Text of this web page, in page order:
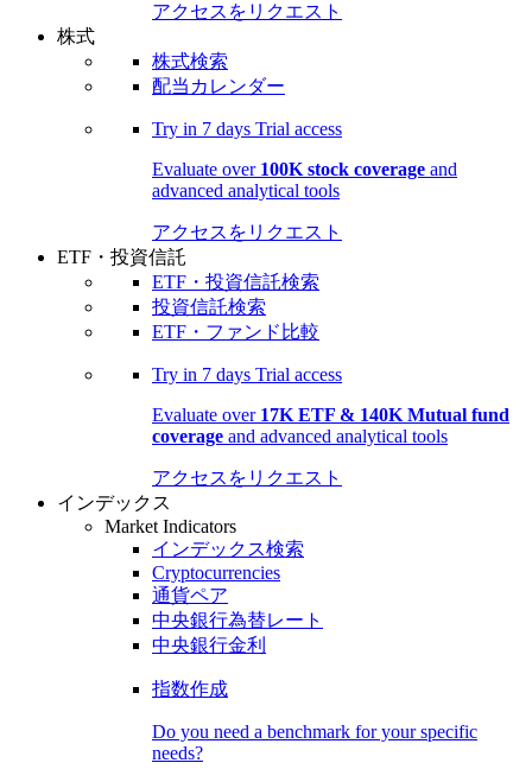
アクセスをリクエスト
株式
株式検索
配当カレンダー
Try in 7 days Trial access
Evaluate over 100K stock coverage and
advanced analytical tools
アクセスをリクエスト
ETF・投資信託
ETF・投資信託検索
投資信託検索
ETF・ファンド比較
Try in 7 days Trial access
Evaluate over 17K ETF & 140K Mutual fund
coverage and advanced analytical tools
アクセスをリクエスト
インデックス
Market Indicators
インデックス検索
Cryptocurrencies
通貨ペア
中央銀行為替レート
中央銀行金利
指数作成
Do you need a benchmark for your specific
needs?